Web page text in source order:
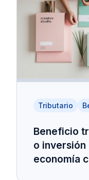
Tributario
Beneficio
o
economía